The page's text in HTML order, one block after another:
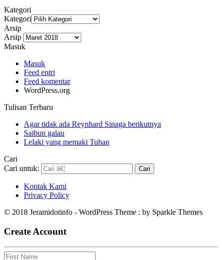
Kategori
Kategori
Arsip
Arsip
Masuk
Masuk
Feed entri
Feed komentar
WordPress.org
Tulisan Terbaru
Agar tidak ada Reynhard Sinaga berikutnya
Saibun galau
Lelaki yang memaki Tuhan
Cari
Cari untuk:
Kontak Kami
Privacy Policy
© 2018 Jeramidotinfo - WordPress Theme : by Sparkle Themes
Create Account